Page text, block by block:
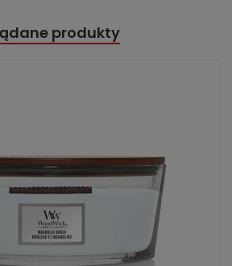
produkty